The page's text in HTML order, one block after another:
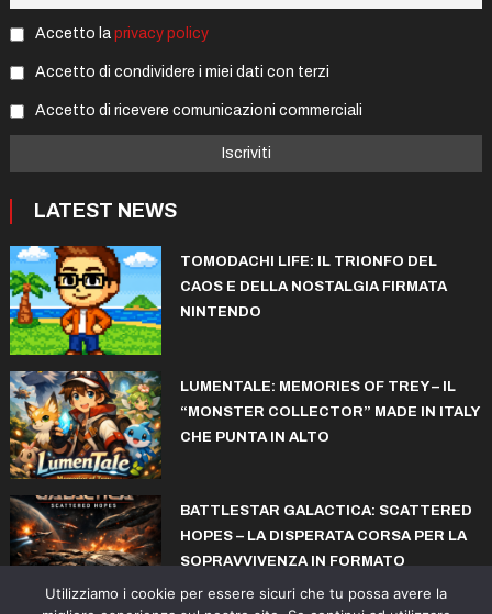
Accetto la privacy policy
Accetto di condividere i miei dati con terzi
Accetto di ricevere comunicazioni commerciali
LATEST NEWS
TOMODACHI LIFE: IL TRIONFO DEL
CAOS E DELLA NOSTALGIA FIRMATA
NINTENDO
LUMENTALE: MEMORIES OF TREY – IL
“MONSTER COLLECTOR” MADE IN ITALY
CHE PUNTA IN ALTO
BATTLESTAR GALACTICA: SCATTERED
HOPES – LA DISPERATA CORSA PER LA
SOPRAVVIVENZA IN FORMATO
ROGUELITE
Utilizziamo i cookie per essere sicuri che tu possa avere la